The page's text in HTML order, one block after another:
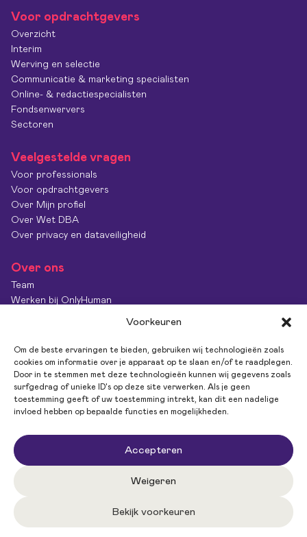
Voorkeuren
Om de beste ervaringen te bieden, gebruiken wij technologieën zoals
cookies om informatie over je apparaat op te slaan en/of te raadplegen.
Door in te stemmen met deze technologieën kunnen wij gegevens zoals
surfgedrag of unieke ID's op deze site verwerken. Als je geen
toestemming geeft of uw toestemming intrekt, kan dit een nadelige
invloed hebben op bepaalde functies en mogelijkheden.
Accepteren
Weigeren
Bekijk voorkeuren
Voor opdrachtgevers
Overzicht
Interim
Werving en selectie
Communicatie & marketing specialisten
Online- & redactiespecialisten
Fondsenwervers
Sectoren
Veelgestelde vragen
Voor professionals
Voor opdrachtgevers
Over Mijn profiel
Over Wet DBA
Over privacy en dataveiligheid
Over ons
Team
Werken bij OnlyHuman
Diversiteit & Inclusie
OnlyImpact
Feedback
Privacy policyAlgemene Voorwaarden